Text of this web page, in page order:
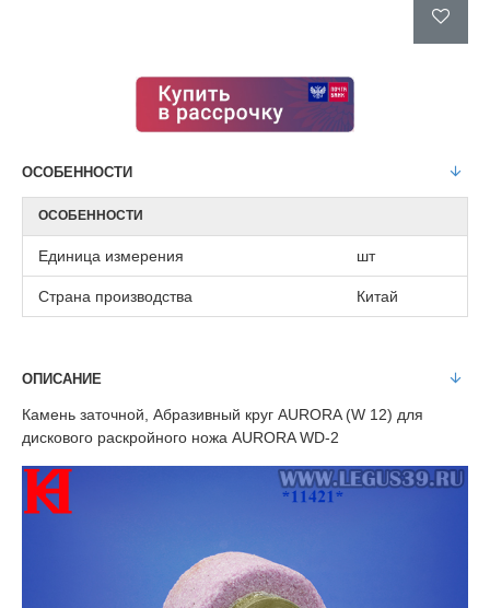
ОСОБЕННОСТИ
ОСОБЕННОСТИ
Единица измерения шт
Страна производства Китай
ОПИСАНИЕ
Камень заточной, Абразивный круг AURORA (W 12) для
дискового раскройного ножа AURORA WD-2